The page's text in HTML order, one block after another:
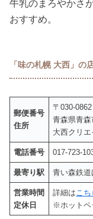
牛乳のまろやかさ
おすすめ。
「味の札幌 大西」の
郵便番号
住所
〒030-0862
青森県青森
大西クリエ
電話番号 017-723-
最寄り駅 青い森鉄
営業時間
定休日
詳細は こ
※ホットペ